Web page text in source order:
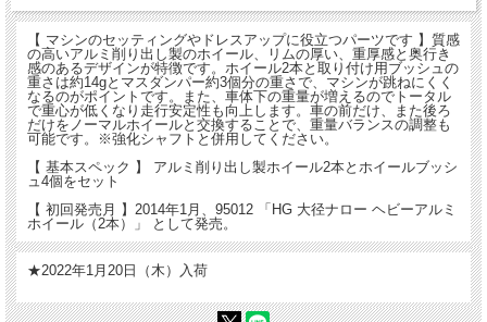
【 マシンのセッティングやドレスアップに役立つパーツです 】質感
の高いアルミ削り出し製のホイール、リムの厚い、重厚感と奥行き
感のあるデザインが特徴です。ホイール2本と取り付け用ブッシュの
重さは約14gとマスダンパー約3個分の重さで、マシンが跳ねにくく
なるのがポイントです。また、車体下の重量が増えるのでトータル
で重心が低くなり走行安定性も向上します。車の前だけ、また後ろ
だけをノーマルホイールと交換することで、重量バランスの調整も
可能です。※強化シャフトと併用してください。
【 基本スペック 】 アルミ削り出し製ホイール2本とホイールブッシ
ュ4個をセット
【 初回発売月 】2014年1月、95012 「HG 大径ナロー ヘビーアルミ
ホイール（2本）」 として発売。
★2022年1月20日（木）入荷